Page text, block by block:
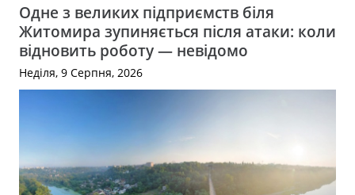
Одне з великих підприємств біля
Житомира зупиняється після атаки: коли
відновить роботу — невідомо
Неділя, 9 Серпня, 2026